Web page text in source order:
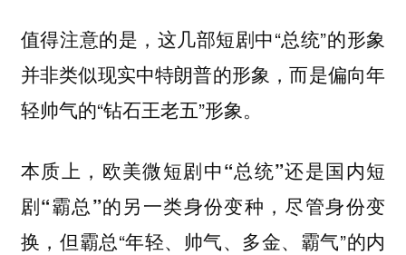
值得注意的是，这几部短剧中“总统”的形象
并非类似现实中特朗普的形象，而是偏向年
轻帅气的“钻石王老五”形象。
本质上，欧美微短剧中“总统”还是国内短
剧“霸总”的另一类身份变种， 尽管身份变
换，但霸总“年轻、帅气、多金、霸气”的内